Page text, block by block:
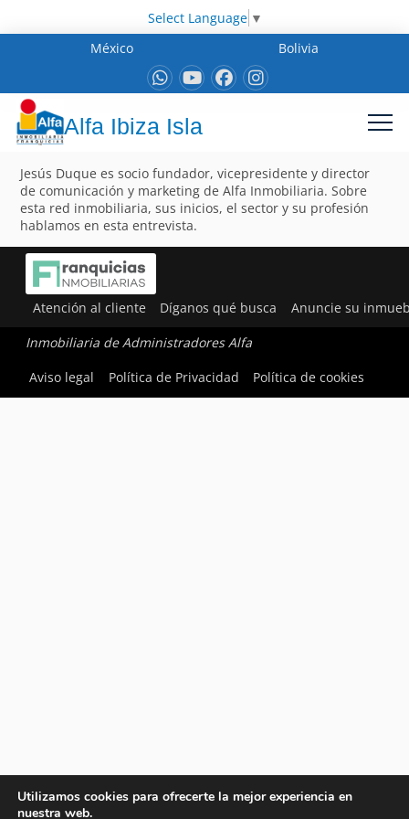
Select Language ▼
México
Bolivia
Alfa Ibiza Isla
Jesús Duque es socio fundador, vicepresidente y director
de comunicación y marketing de Alfa Inmobiliaria. Sobre
esta red inmobiliaria, sus inicios, el sector y su profesión
hablamos en esta entrevista.
Atención al cliente Díganos qué busca Anuncie su
Inmobiliaria de Administradores Alfa
Aviso legal
Política de Privacidad Política de cookies
Utilizamos cookies para ofrecerte la mejor experiencia en
nuestra web.